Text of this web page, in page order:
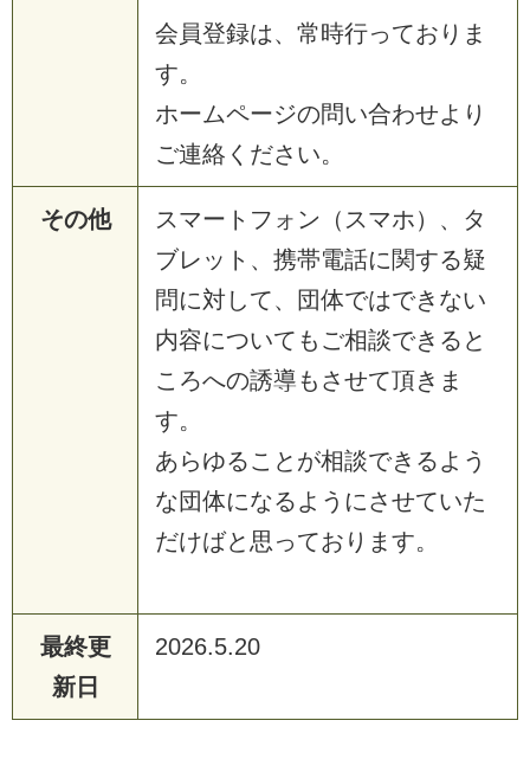
会員登録は、常時行っておりま
す。
ホームページの問い合わせより
ご連絡ください。
その他
スマートフォン（スマホ）、タ
ブレット、携帯電話に関する疑
問に対して、団体ではできない
内容についてもご相談できると
ころへの誘導もさせて頂きま
す。
あらゆることが相談できるよう
な団体になるようにさせていた
だけばと思っております。
最終更
新日
2026.5.20